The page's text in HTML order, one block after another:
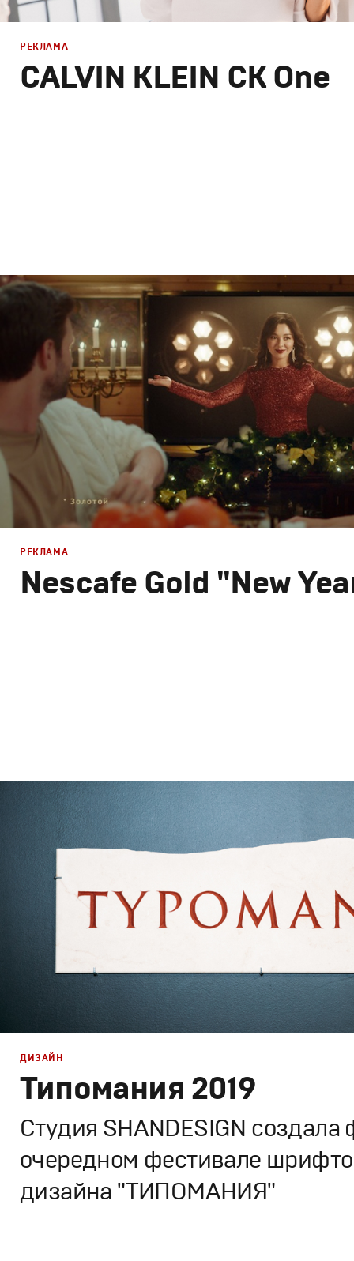
CALVIN KLEIN CK One
Реклама
Продакшн
РЕКЛАМА
Nescafe Gold "New
Креатив ,Продакшн
РЕКЛАМА
Типомания 2019
Студия SHANDESIGN
очередном фестивале
дизайна "ТИПОМАНИЯ"
ДИЗАЙН